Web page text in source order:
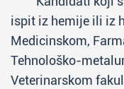
ispit iz hemije ili iz
Medicinskom,
Tehnološko-
Veterinarskom